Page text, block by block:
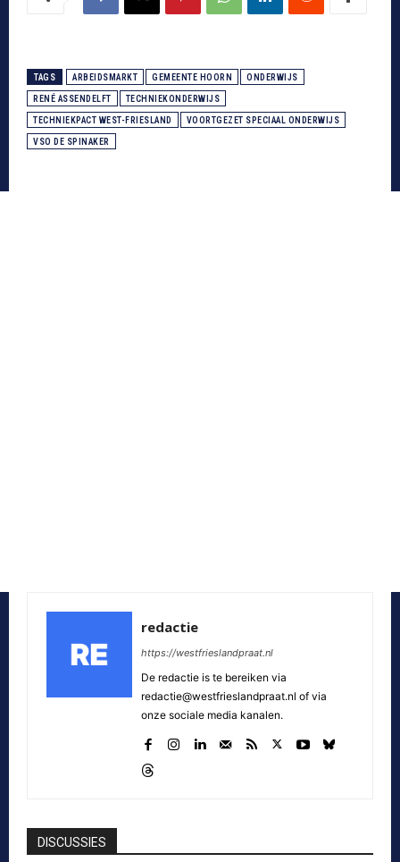
TAGS ARBEIDSMARKT GEMEENTE HOORN ONDERWIJS
RENÉ ASSENDELFT TECHNIEKONDERWIJS
TECHNIEKPACT WEST-FRIESLAND VOORTGEZET SPECIAAL ONDERWIJS
VSO DE SPINAKER
redactie
https://westfrieslandpraat.nl
De redactie is te bereiken via
redactie@westfrieslandpraat.nl of via
onze sociale media kanalen.
DISCUSSIES